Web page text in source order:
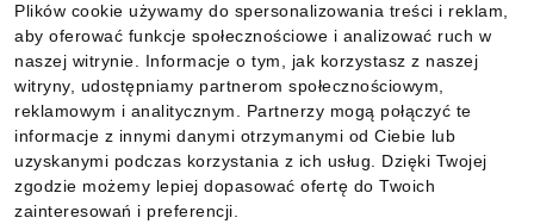
Plików cookie używamy do spersonalizowania treści i reklam,
aby oferować funkcje społecznościowe i analizować ruch w
naszej witrynie. Informacje o tym, jak korzystasz z naszej
witryny, udostępniamy partnerom społecznościowym,
reklamowym i analitycznym. Partnerzy mogą połączyć te
informacje z innymi danymi otrzymanymi od Ciebie lub
uzyskanymi podczas korzystania z ich usług. Dzięki Twojej
zgodzie możemy lepiej dopasować ofertę do Twoich
zainteresowań i preferencji.
Informacje
Pobierz naszą aplikację mobilną: